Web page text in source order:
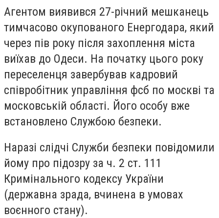
Агентом виявився 27-річний мешканець
тимчасово окупованого Енергодара, який
через пів року після захоплення міста
виїхав до Одеси. На початку цього року
переселенця завербував кадровий
співробітник управління фсб по москві та
московській області. Його особу вже
встановлено Службою безпеки.
Наразі слідчі Служби безпеки повідомили
йому про підозру за ч. 2 ст. 111
Кримінального кодексу України
(державна зрада, вчинена в умовах
воєнного стану).